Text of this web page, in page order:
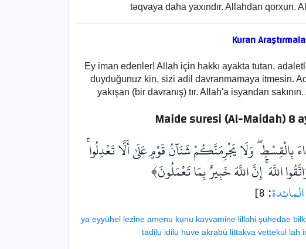
təqvaya daha yaxındır. Allahdan qorxun.
Kuran
Ey iman edenler! Allah için hakkı ayakta tutan,
duyduğunuz kin, sizi adil davranmamaya itmesin.
yakışan (bir davranış) tır. Allah'a isyandan
Maide suresi (Al-Maidah) 8
بِالْقِسْطِ وَلَا يَجْرِمَنَّكُمْ شَنَآنُ قَوْمٍ عَلَىٰ أَلَّا تَعْدِلُوا
اللَّهَإِنَّ اللَّهَ خَبِيرٌ بِمَا تَعْمَلُونَ﴾
المائدة: 8]
ya eyyühel lezine amenu kunu kavvamine lillahi şühedae
tadilu idilu hüve akrabü littakva vettekul lah